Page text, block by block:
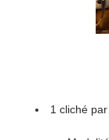
1 cliché